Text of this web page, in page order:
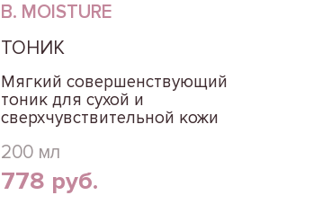
B. MOISTURE
ТОНИК
Мягкий совершенствующий
тоник для сухой и
сверхчувствительной кожи
200 мл
778 руб.